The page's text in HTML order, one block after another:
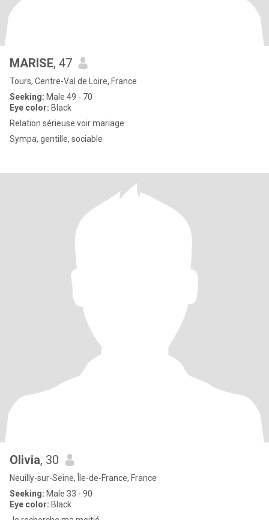
MARISE, 47
Tours, Centre-Val de Loire, France
Seeking: Male 49 - 70
Eye color: Black
Relation sérieuse voir mariage
Sympa, gentille, sociable
Olivia, 30
Neuilly-sur-Seine, Île-de-France, France
Seeking: Male 33 - 90
Eye color: Black